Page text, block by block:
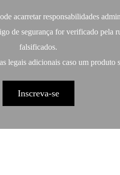
acarretar responsabilidades
de segurança for verificado pela
falsificados.
legais adicionais caso um produto
Inscreva-se